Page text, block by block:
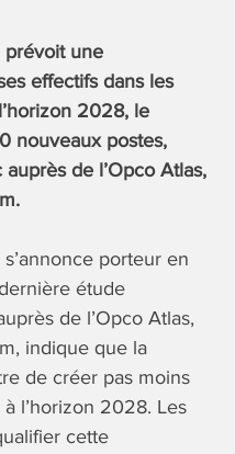
prévoit une
effectifs dans les
2028, le
nouveaux postes,
de l’Opco Atlas,
porteur en
étude
de l’Opco Atlas,
indique que la
de créer pas moins
l’horizon 2028. Les
cette